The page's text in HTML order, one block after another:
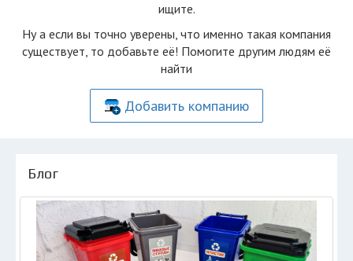
ищите.
Ну а если вы точно уверены, что именно такая компания
существует, то добавьте её! Помогите другим людям её
найти
Добавить компанию
Блог